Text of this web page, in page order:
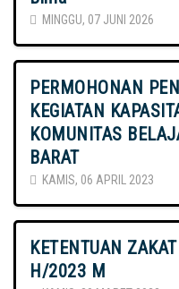
MINGGU, 07 JUNI 2026
PERMOHONAN
KEGIATAN
KOMUNITAS
BARAT
KAMIS, 06 APRIL 2023
KETENTUAN
H/2023 M